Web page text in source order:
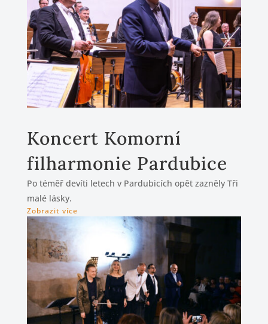
Koncert Komorní
filharmonie Pardubice
Po téměř devíti letech v Pardubicích opět zazněly Tři
malé lásky.
Zobrazit více